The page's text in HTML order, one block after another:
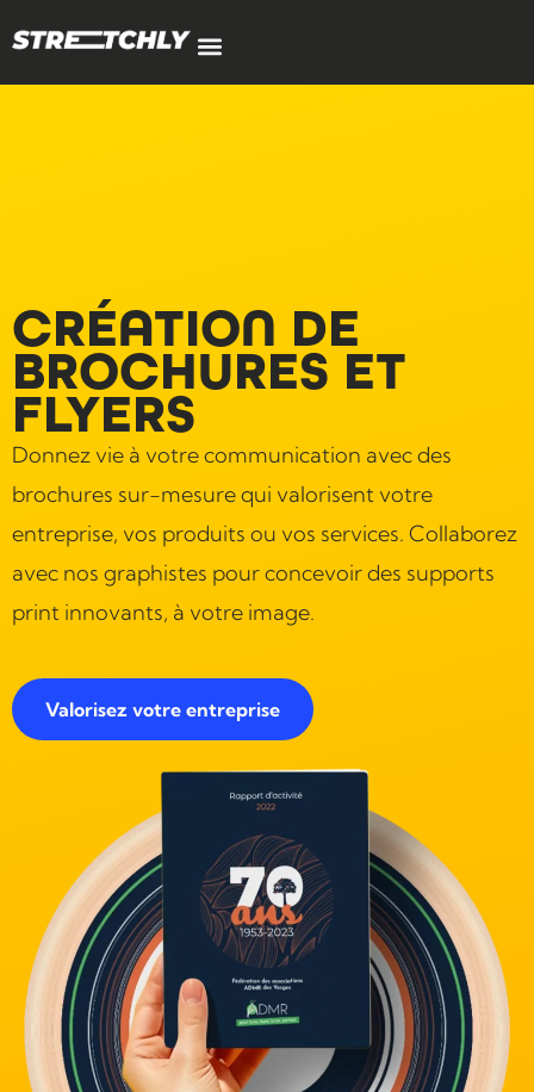
CRÉATION DE
BROCHURES ET
FLYERS
Donnez vie à votre communication avec des
brochures sur-mesure qui valorisent votre
entreprise, vos produits ou vos services. Collaborez
avec nos graphistes pour concevoir des supports
print innovants, à votre image.
Valorisez votre entreprise